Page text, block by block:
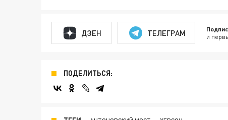
ДЗЕН ТЕЛЕГРАМ и
ПОДЕЛИТЬСЯ: